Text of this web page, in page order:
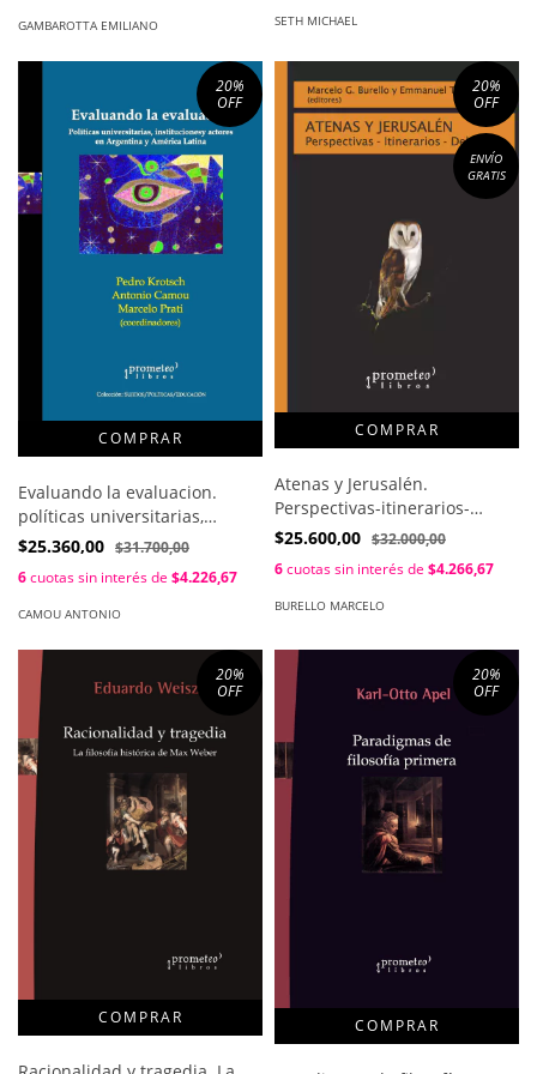
GAMBAROTTA EMILIANO SETH MICHAEL
20%
OFF
Evaluando la evaluacion.
políticas universitarias,
instituciones y actores / Pedro
$25.360,00 $31.700,00
6cuotas sin interés de $4.226,67
CAMOU ANTONIO
20%
OFF
ENVÍO
GRATIS
Atenas y Jerusalén.
Perspectivas-itinerarios-
debates / Burello Marcelo ,
$25.600,00 $32.000,00
6cuotas sin interés de $4.266,67
BURELLO MARCELO
20%
OFF
20%
OFF